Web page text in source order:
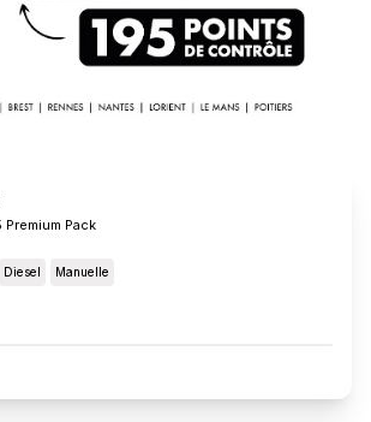
Premium Pack
Diesel Manuelle